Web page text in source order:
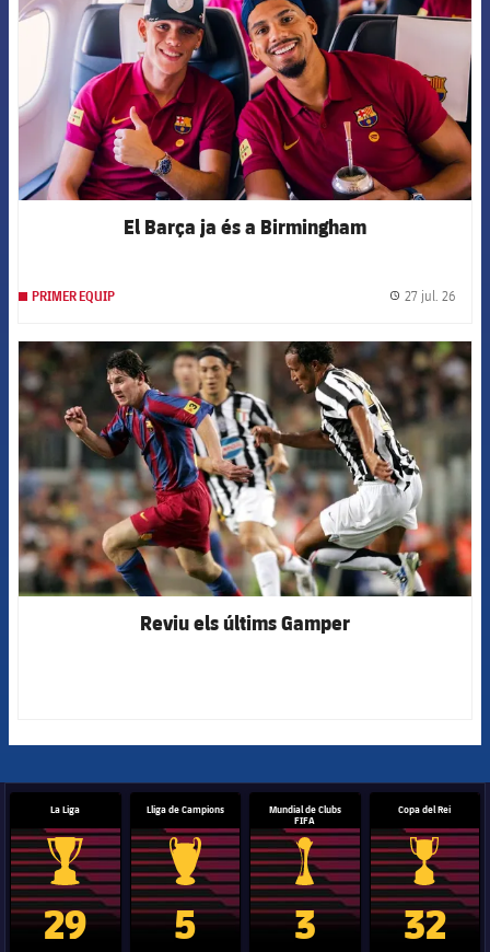
El Barça ja és a Birmingham
PRIMER EQUIP 27 jul. 26
FCB Barcelona badge
Reviu els últims Gamper
La Liga
Trofeu de la Liga
29
Lliga de Campions
Trofeu de la Lliga de Campions
5
Mundial de Clubs
FIFA
Trofeu del Mundial de Clubs
3
Copa del Rei
Copa del
32